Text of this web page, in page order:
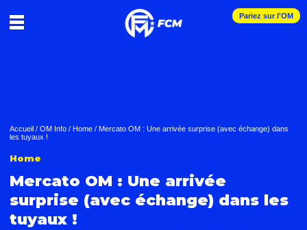
Pariez sur l'OM
Accueil / OM Info / Home / Mercato OM : Une arrivée surprise (avec échange) dans
les tuyaux !
Home
Mercato OM : Une arrivée
surprise (avec échange) dans les
tuyaux !